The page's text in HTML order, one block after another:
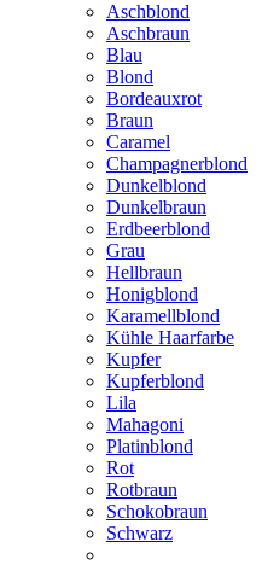
Aschblond
Aschbraun
Blau
Blond
Bordeauxrot
Braun
Caramel
Champagnerblond
Dunkelblond
Dunkelbraun
Erdbeerblond
Grau
Hellbraun
Honigblond
Karamellblond
Kühle Haarfarbe
Kupfer
Kupferblond
Lila
Mahagoni
Platinblond
Rot
Rotbraun
Schokobraun
Schwarz